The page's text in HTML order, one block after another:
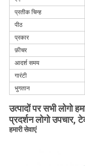
प्रतीक चिन्ह
पीठ
प्रकार
फ़ीचर
आदर्श समय
गारंटी
भुगतान
उत्पादों पर सभी लोगो
प्रदर्शन लोगो उपचार,
हमारी सेवाएं